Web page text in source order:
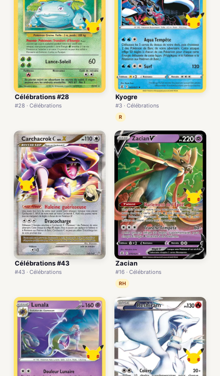
Célébrations #28
#28 · Célébrations
Kyogre
#3 · Célébrations
R
Célébrations #43
#43 · Célébrations
Zacian
#16 · Célébrations
RH